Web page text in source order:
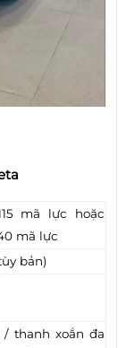
mã lực hoặc
mã lực
bản)
/ thanh xoắn đa